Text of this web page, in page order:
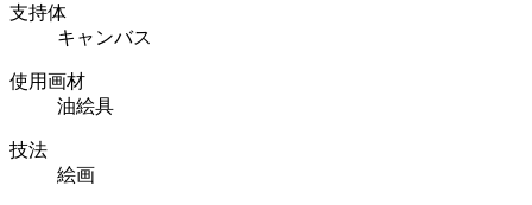
支持体
キャンバス
使用画材
油絵具
技法
絵画